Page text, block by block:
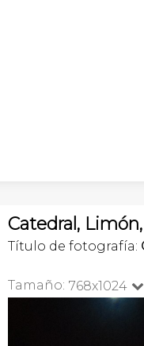
Catedral,
Título de fotografía:
Tamaño: 768x1024 